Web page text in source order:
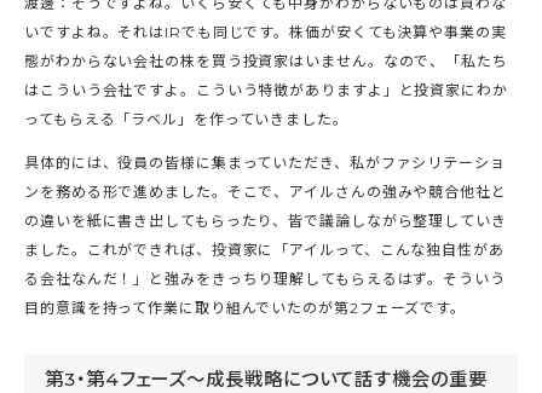
いですよね。それはIRでも同じです。株価が安くても決算や事業の実
態がわからない会社の株を買う投資家はいません。なので、「私たち
はこういう会社ですよ。こういう特徴がありますよ」と投資家にわか
ってもらえる「ラベル」を作っていきました。
具体的には、役員の皆様に集まっていただき、私がファシリテーショ
ンを務める形で進めました。そこで、アイルさんの強みや競合他社と
の違いを紙に書き出してもらったり、皆で議論しながら整理していき
ました。これができれば、投資家に「アイルって、こんな独自性があ
る会社なんだ！」と強みをきっちり理解してもらえるはず。そういう
目的意識を持って作業に取り組んでいたのが第2フェーズです。
第3・第4フェーズ～成長戦略について話す機会の重要